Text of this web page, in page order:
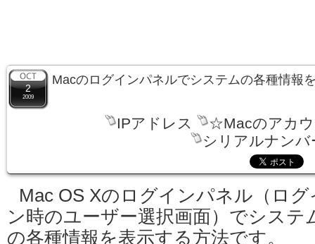
2
2009
Macのログインパネルでシステムの各種情報
IPアドレス
☆Macのアカ
シリアルナンバ
Mac OS Xのログインパネル（ログ
ン時のユーザー選択画面）でシステ
の各種情報を表示する方法です。